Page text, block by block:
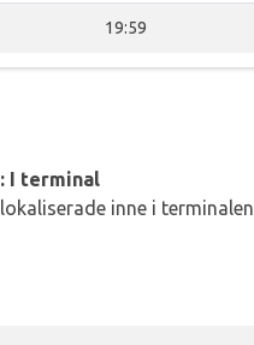
19:59
I terminal
inne i terminalen